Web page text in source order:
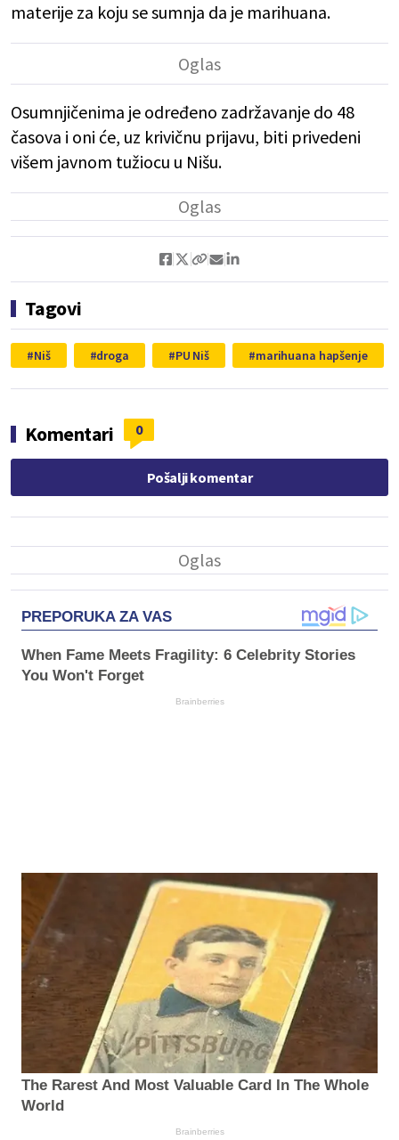
materije za koju se sumnja da je marihuana.
Osumnjičenima je određeno zadržavanje do 48
časova i oni će, uz krivičnu prijavu, biti privedeni
višem javnom tužiocu u Nišu.
Tagovi
Niš droga PU Niš marihuana hapšenje
Komentari 0
Pošalji komentar
PREPORUKA ZA VAS
When Fame Meets Fragility: 6 Celebrity Stories
You Won't Forget
Brainberries
The Rarest And Most Valuable Card In The Whole
World
Brainberries